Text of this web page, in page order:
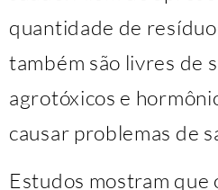
quantidade de
também são livres de
agrotóxicos e
causar problemas de
Estudos mostram que